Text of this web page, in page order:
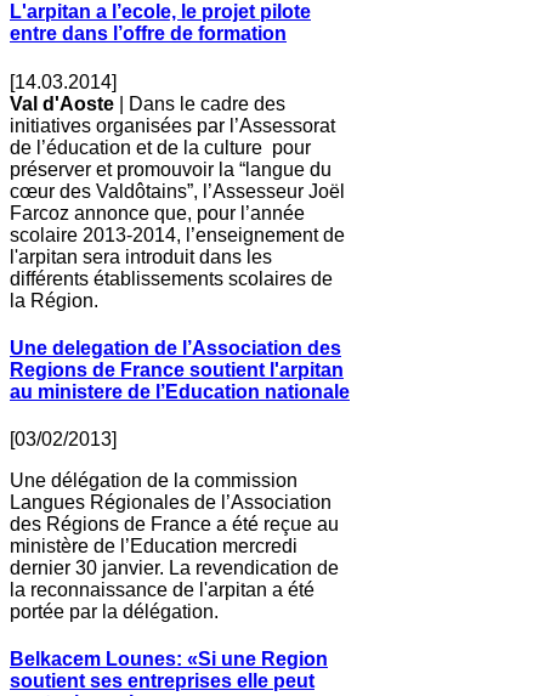
L'arpitan a l’ecole, le projet pilote
entre dans l’offre de formation
[14.03.2014]
Val d'Aoste | Dans le cadre des
initiatives organisées par l’Assessorat
de l’éducation et de la culture pour
préserver et promouvoir la “langue du
cœur des Valdôtains”, l’Assesseur Joël
Farcoz annonce que, pour l’année
scolaire 2013-2014, l’enseignement de
l'arpitan sera introduit dans les
différents établissements scolaires de
la Région.
Une delegation de l’Association des
Regions de France soutient l'arpitan
au ministere de l’Education nationale
[03/02/2013]
Une délégation de la commission
Langues Régionales de l’Association
des Régions de France a été reçue au
ministère de l’Education mercredi
dernier 30 janvier. La revendication de
la reconnaissance de l'arpitan a été
portée par la délégation.
Belkacem Lounes: «Si une Region
soutient ses entreprises elle peut